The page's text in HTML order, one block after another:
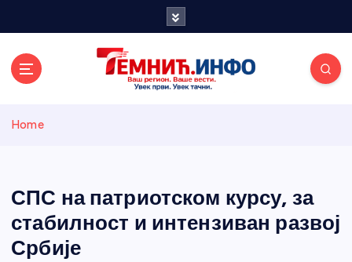
и портал
Home
СПС на патриотском курсу, за
стабилност и интензиван развој
Србије